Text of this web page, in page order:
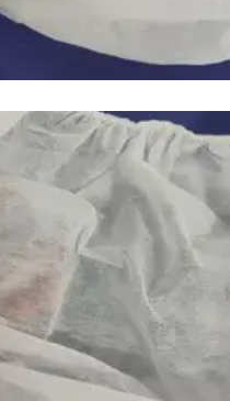
محصولات مبلمان
پزشکی
محصولات
محصولات